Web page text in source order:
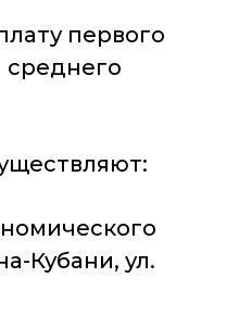
первого
среднего
Кубани, ул.